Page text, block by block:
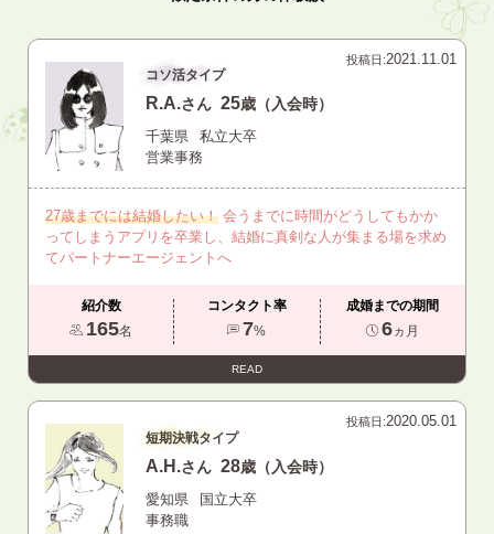
投稿日:2021.11.01
コソ活タイプ
R.A.さん 25歳（入会時）
千葉県
私立大卒
営業事務
27歳までには結婚したい！ 会うまでに時間がどうしてもかか
ってしまうアプリを卒業し、結婚に真剣な人が集まる場を求め
てパートナーエージェントへ
紹介数
165名
コンタクト率
7%
成婚までの期間
6ヵ月
READ
投稿日:2020.05.01
短期決戦タイプ
A.H.さん 28歳（入会時）
愛知県
国立大卒
事務職